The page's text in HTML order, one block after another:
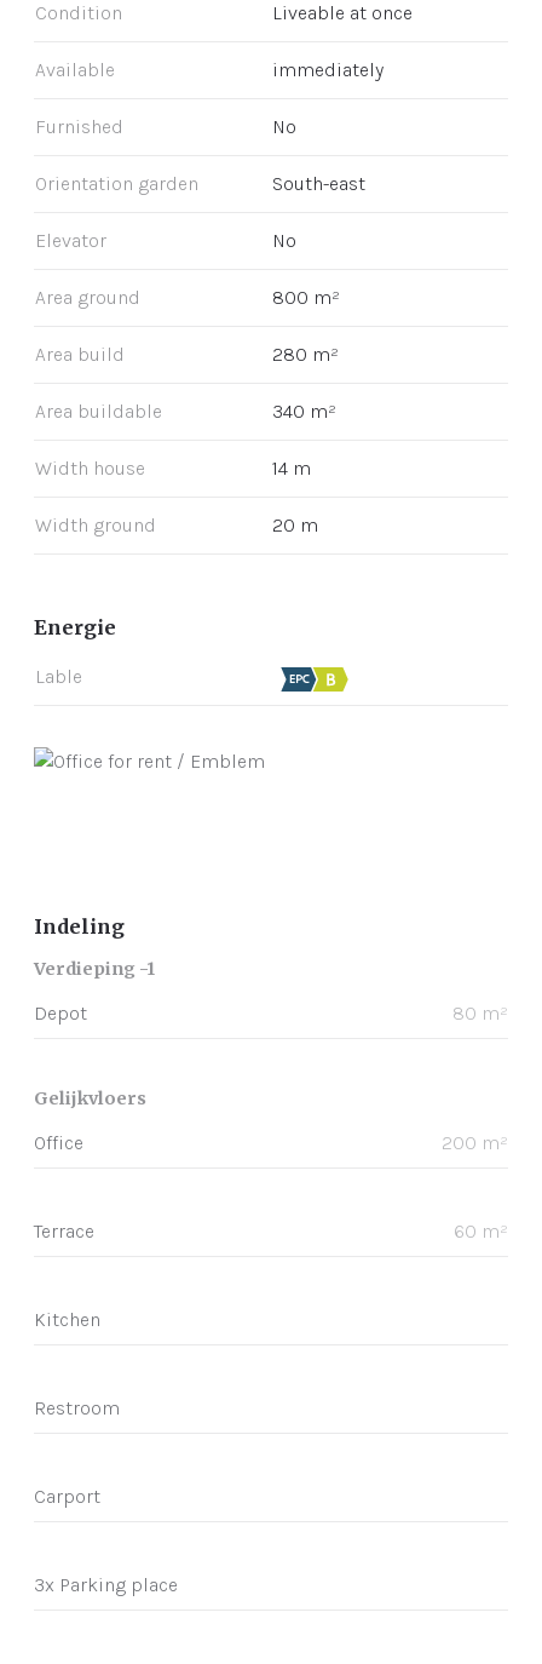
Condition Liveable at once
Available immediately
Furnished No
Orientation garden South-east
Elevator No
Area ground 800 m²
Area build 280 m²
Area buildable 340 m²
Width house 14 m
Width ground 20 m
Energie
Lable
Indeling
Verdieping -1
Depot 80 m²
Gelijkvloers
Office 200 m²
Terrace 60 m²
Kitchen
Restroom
Carport
3x Parking place